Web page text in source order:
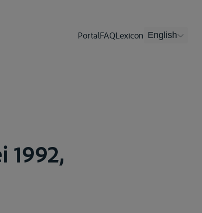
PortalFAQLexicon English
1992,